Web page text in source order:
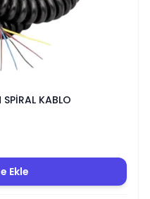
KABLO
Ekle